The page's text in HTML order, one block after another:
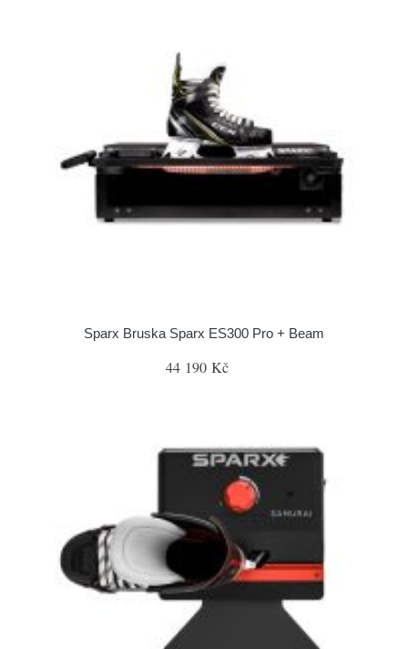
Sparx Bruska Sparx ES300 Pro + Beam
44 190 Kč